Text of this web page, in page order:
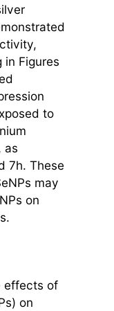
Figures
to
as
7h. These
may
on
effects of
on